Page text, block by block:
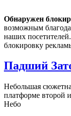
Обнаружен
возможным
наших
блокировку
Падший
Небольшая
платформе второй
Небо